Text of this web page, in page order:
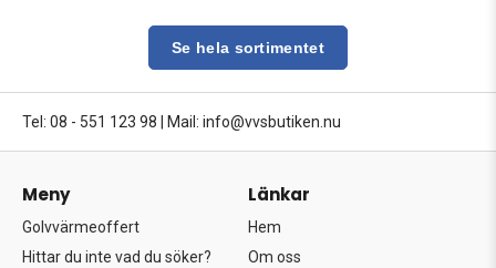
Se hela sortimentet
Tel: 08 - 551 123 98 Mail: info@vvsbutiken.nu
Meny
Golvvärmeoffert
Hittar du inte vad du söker?
Länkar
Hem
Om oss